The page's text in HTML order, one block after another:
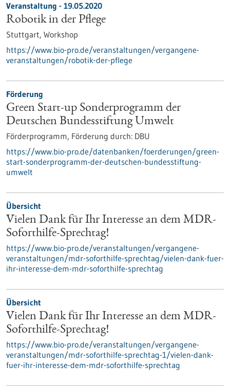
Veranstaltung - 19.05.2020
Robotik in der Pflege
Stuttgart, Workshop
https://www.bio-pro.de/veranstaltungen/vergangene-
veranstaltungen/robotik-der-pflege
Förderung
Green Start-up Sonderprogramm der
Deutschen Bundesstiftung Umwelt
Förderprogramm, Förderung durch: DBU
https://www.bio-pro.de/datenbanken/foerderungen/green-
start-sonderprogramm-der-deutschen-bundesstiftung-
umwelt
Übersicht
Vielen Dank für Ihr Interesse an dem MDR-
Soforthilfe-Sprechtag!
https://www.bio-pro.de/veranstaltungen/vergangene-
veranstaltungen/mdr-soforthilfe-sprechtag/vielen-dank-fuer-
ihr-interesse-dem-mdr-soforthilfe-sprechtag
Übersicht
Vielen Dank für Ihr Interesse an dem MDR-
Soforthilfe-Sprechtag!
https://www.bio-pro.de/veranstaltungen/vergangene-
veranstaltungen/mdr-soforthilfe-sprechtag-1/vielen-dank-
fuer-ihr-interesse-dem-mdr-soforthilfe-sprechtag